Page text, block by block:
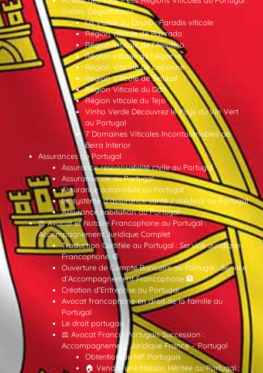
Visites, Dégustations
La Vallée du Douro : Paradis viticole
Région viticole de Bairrada
Région Viticole de l’Alentejo
Région viticole de l’Algarve
Région Viticole de Lisbonne
Région Viticole de Setúbal
Région Viticole du Dão
Région viticole du Tejo
Vinho Verde Découvrez le Pays du Vin Vert
au Portugal
7 Domaines Viticoles Incontournables de
Beira Interior
Assurances au Portugal
Assurance responsabilité civile au Portugal
Assurance vie au Portugal
Assurance automobile au Portugal
Le système d’assurance santé / médical au Portugal
Assurance habitation au Portugal
⚖️ Avocat et Notaire Francophone au Portugal :
Accompagnement Juridique Complet
Traduction Certifiée au Portugal : Service Juridique
Francophone 📄
Ouverture de Compte Bancaire au Portugal : Service
d’Accompagnement Francophone 🏦
Création d’Entreprise au Portugal
Avocat francophone en droit de la famille au
Portugal
Le droit portugais
⚖️ Avocat Franco-Portugais Succession :
Accompagnement Juridique France – Portugal
Obtention du NIF Portugais
🏠 Vendre une Maison Héritée au Portugal :